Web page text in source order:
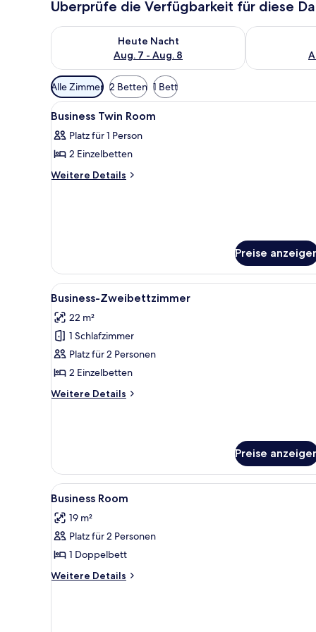
Überprüfe die Verfügbarkeit für diese
Heute Nacht
Aug. 7 - Aug. 8
Überprüfe die Verfügbarkeit für heute Nacht, Aug. 7
Überprüfe
Verfügbare
Filter
für
Alle Zimmer 2 Betten 1 Bett
Alle
Fotos
für
Business
Twin
Hochwertige Bettwaren,
5
Business Twin Room
Platz für 1 Person
2 Einzelbetten
Weitere Details
Weitere
Preise
Alle
Fotos
für
Business-
Zweibettzimmer
anzeigen
Ein Hotelzimmer mit zwei
3
Business-Zweibettzimmer
22 m²
1 Schlafzimmer
Platz für 2 Personen
2 Einzelbetten
Weitere Details
Weitere
Preise
Alle
Fotos
für
Business
Room
anzeigen
Hochwertige Bettwaren,
1
Business Room
19 m²
Platz für 2 Personen
1 Doppelbett
Weitere Details
Weitere